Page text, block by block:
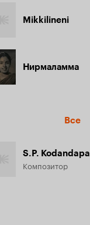
Mikkilineni
Нирмаламма
Все
S.P.
Композитор